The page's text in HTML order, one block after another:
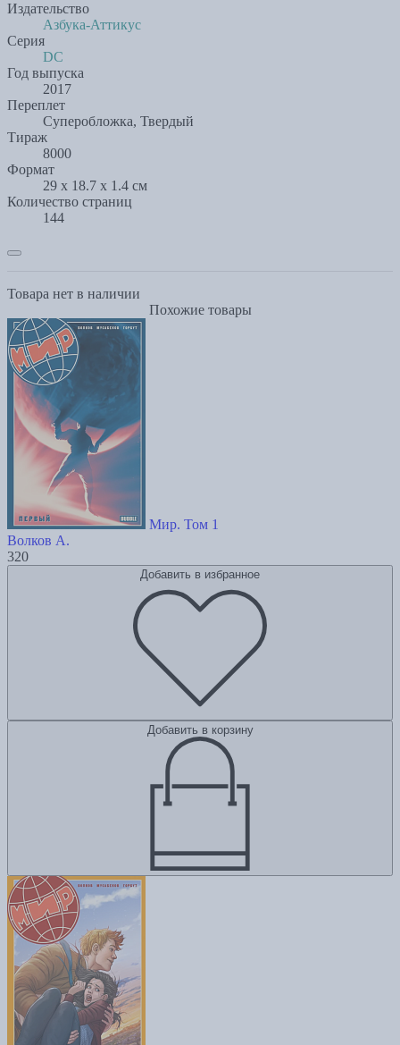
Издательство
Азбука-Аттикус
Серия
DC
Год выпуска
2017
Переплет
Суперобложка, Твердый
Тираж
8000
Формат
29 x 18.7 x 1.4 см
Количество страниц
144
Товара нет в наличии
Похожие товары
Мир. Том 1
Волков А.
320
Добавить в избранное
Добавить в корзину